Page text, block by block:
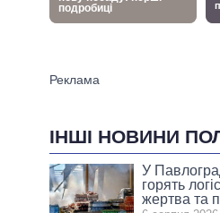
ІНШІ НОВИНИ
У
горять
жертва та